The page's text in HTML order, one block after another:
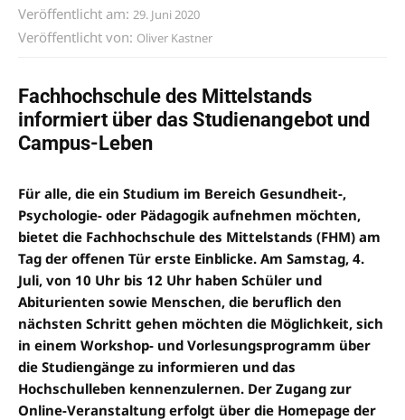
Veröffentlicht am: 29. Juni 2020
Veröffentlicht von: Oliver Kastner
Fachhochschule des Mittelstands
informiert über das Studienangebot und
Campus-Leben
Für alle, die ein Studium im Bereich Gesundheit-,
Psychologie- oder Pädagogik aufnehmen möchten,
bietet die Fachhochschule des Mittelstands (FHM) am
Tag der offenen Tür erste Einblicke. Am Samstag, 4.
Juli, von 10 Uhr bis 12 Uhr haben Schüler und
Abiturienten sowie Menschen, die beruflich den
nächsten Schritt gehen möchten die Möglichkeit, sich
in einem Workshop- und Vorlesungsprogramm über
die Studiengänge zu informieren und das
Hochschulleben kennenzulernen. Der Zugang zur
Online-Veranstaltung erfolgt über die Homepage der